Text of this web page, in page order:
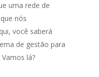
uma rede de
nós
você saberá
de gestão para
lá?